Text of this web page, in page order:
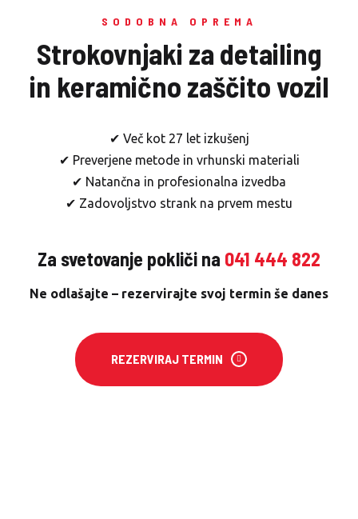
SODOBNA OPREMA
Strokovnjaki za detailing
in keramično zaščito vozil
✔ Več kot 27 let izkušenj
✔ Preverjene metode in vrhunski materiali
✔ Natančna in profesionalna izvedba
✔ Zadovoljstvo strank na prvem mestu
Za svetovanje pokliči na 041 444 822
Ne odlašajte – rezervirajte svoj termin še danes
REZERVIRAJ TERMIN